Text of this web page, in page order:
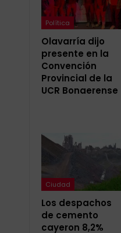
Política
Olavarría dijo
presente en la
Convención
Provincial de la
UCR Bonaerense
Ciudad
Los despachos
de cemento
cayeron 8,2%